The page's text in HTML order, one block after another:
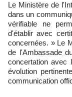
Le Ministère de
dans un
vérifiable ne
d'établir avec
concernées. » Le
de l'Ambassade
concertation avec
évolution
communication